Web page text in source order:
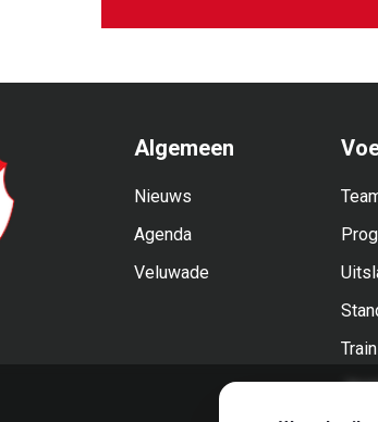
Algemeen
Nieuws
Agenda
Veluwade